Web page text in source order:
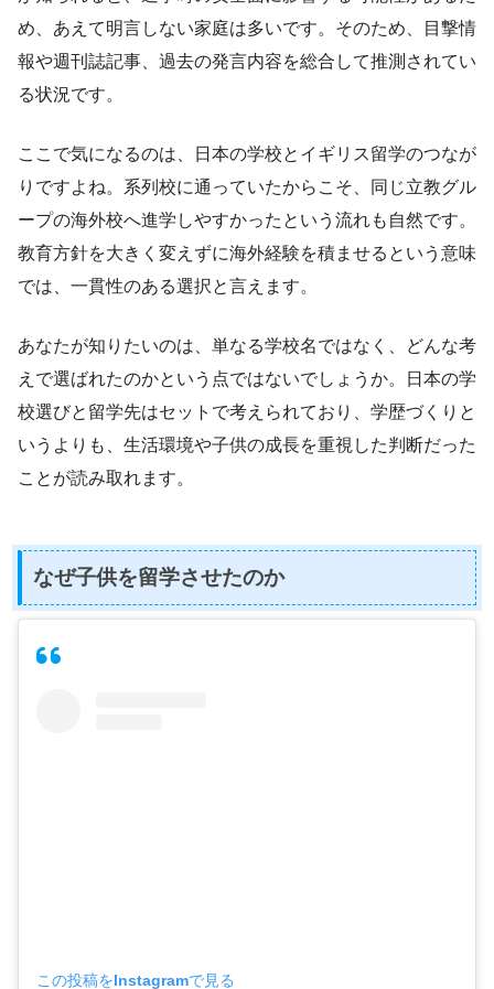
め、あえて明言しない家庭は多いです。そのため、目撃情
報や週刊誌記事、過去の発言内容を総合して推測されてい
る状況です。
ここで気になるのは、日本の学校とイギリス留学のつなが
りですよね。系列校に通っていたからこそ、同じ立教グル
ープの海外校へ進学しやすかったという流れも自然です。
教育方針を大きく変えずに海外経験を積ませるという意味
では、一貫性のある選択と言えます。
あなたが知りたいのは、単なる学校名ではなく、どんな考
えで選ばれたのかという点ではないでしょうか。日本の学
校選びと留学先はセットで考えられており、学歴づくりと
いうよりも、生活環境や子供の成長を重視した判断だった
ことが読み取れます。
なぜ子供を留学させたのか
この投稿をInstagramで見る